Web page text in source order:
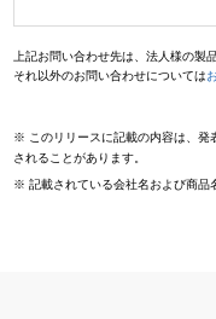
上記お問い合わせ先は、法人様の製
それ以外のお問い合わせについては
※ このリリースに記載の内容は、
されることがあります。
※ 記載されている会社名および商品